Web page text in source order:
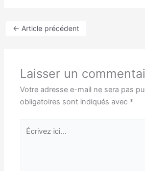
← Article précédent
Laisser un
Votre adresse e-mail ne sera pas
obligatoires sont indiqués avec *
Écrivez
ici…